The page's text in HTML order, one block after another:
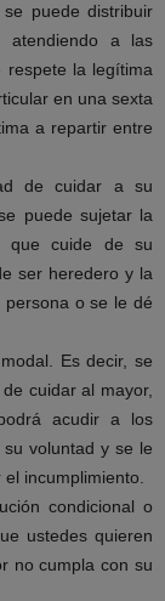
puede distribuir
atendiendo a las
respete la legítima
en una sexta
a repartir entre
de cuidar a su
puede sujetar la
que cuide de su
ser heredero y la
o se le dé
Es decir, se
cuidar al mayor,
acudir a los
voluntad y se le
incumplimiento.
condicional o
ustedes quieren
no cumpla con su